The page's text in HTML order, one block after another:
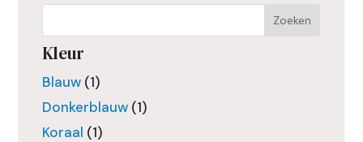
Als de resultaten voor automatisch aanvullen
Kleur
Blauw (1)
Donkerblauw (1)
Koraal (1)